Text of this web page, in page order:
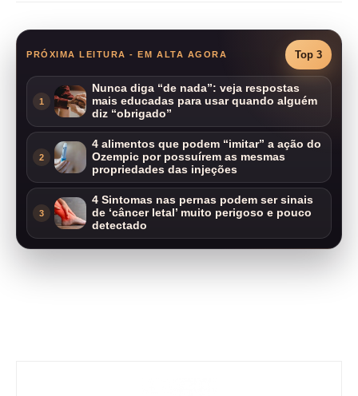
PRÓXIMA LEITURA - EM ALTA AGORA Top 3
1
Nunca diga “de nada”: veja respostas
mais educadas para usar quando alguém
diz “obrigado”
2
4 alimentos que podem “imitar” a ação do
Ozempic por possuírem as mesmas
propriedades das injeções
3
4 Sintomas nas pernas podem ser sinais
de ‘câncer letal’ muito perigoso e pouco
detectado